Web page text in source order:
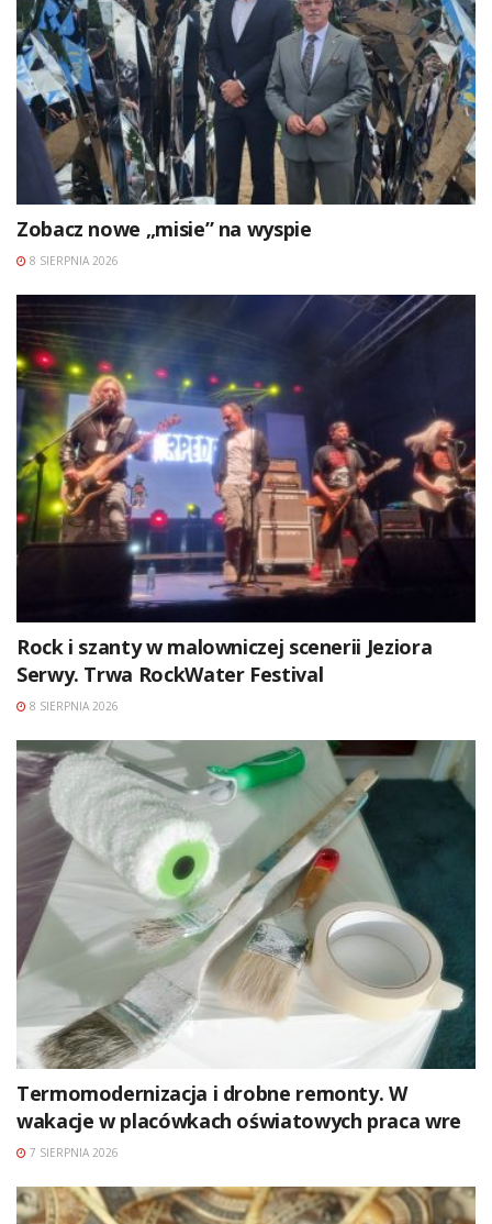
Zobacz nowe „misie” na wyspie
8 SIERPNIA 2026
Rock i szanty w malowniczej scenerii Jeziora
Serwy. Trwa RockWater Festival
8 SIERPNIA 2026
Termomodernizacja i drobne remonty. W
wakacje w placówkach oświatowych praca wre
7 SIERPNIA 2026